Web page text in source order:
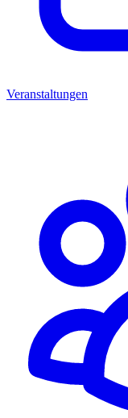
Veranstaltungen